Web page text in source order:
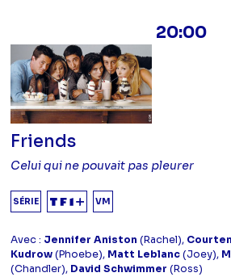
20:00
Friends
Celui qui ne pouvait pas pleurer
SÉRIE VM
Avec : Jennifer Aniston (Rachel),
Kudrow(Phoebe), Matt Leblanc(Joey),
(Chandler), David Schwimmer (Ross)